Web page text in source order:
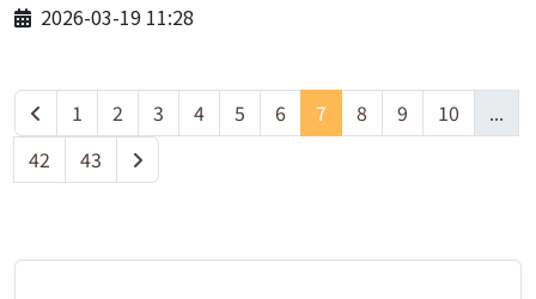
2026-03-19 11:28
1 2 3 4 5 6 7 8 9 10
...
42
43